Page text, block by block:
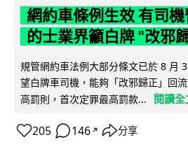
網約車條例生效 有司
的士業界籲白牌 "改邪
規管網約車法例大部分條文已於 8 月
望白牌車司機，能夠「改邪歸正」回
高罰則，首次定罪最高罰款...
閱讀全
205 146 ↗ 分享